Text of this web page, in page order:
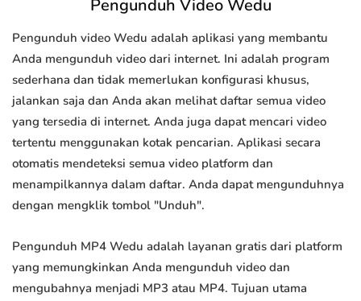
Pengunduh Video Wedu
Pengunduh video Wedu adalah aplikasi yang membantu
Anda mengunduh video dari internet. Ini adalah program
sederhana dan tidak memerlukan konfigurasi khusus,
jalankan saja dan Anda akan melihat daftar semua video
yang tersedia di internet. Anda juga dapat mencari video
tertentu menggunakan kotak pencarian. Aplikasi secara
otomatis mendeteksi semua video platform dan
menampilkannya dalam daftar. Anda dapat mengunduhnya
dengan mengklik tombol "Unduh".
Pengunduh MP4 Wedu adalah layanan gratis dari platform
yang memungkinkan Anda mengunduh video dan
mengubahnya menjadi MP3 atau MP4. Tujuan utama